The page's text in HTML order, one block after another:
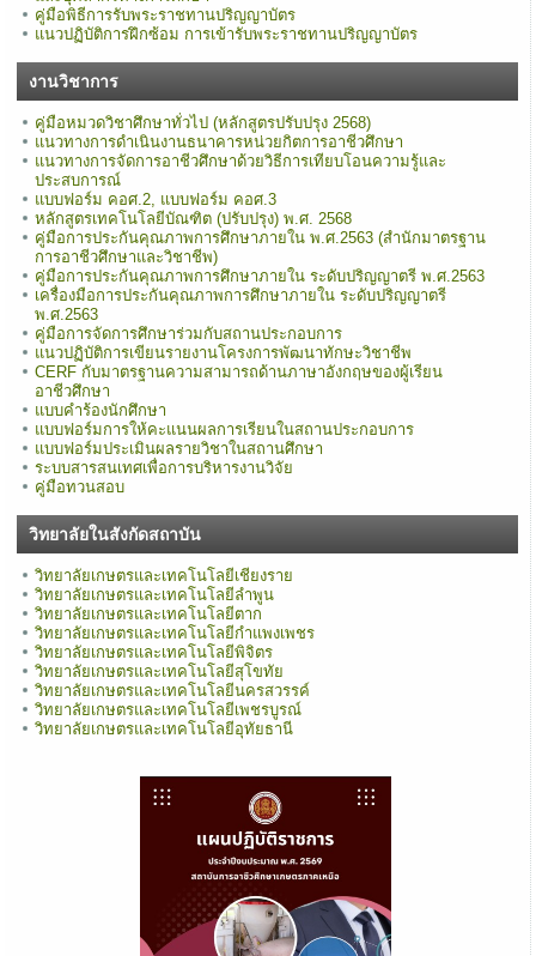
คู่มือพิธีการรับพระราชทานปริญญาบัตร
แนวปฏิบัติการฝึกซ้อม การเข้ารับพระราชทานปริญญาบัตร
งานวิชาการ
คู่มือหมวดวิชาศึกษาทั่วไป (หลักสูตรปรับปรุง 2568)
แนวทางการดำเนินงานธนาคารหน่วยกิตการอาชีวศึกษา
แนวทางการจัดการอาชีวศึกษาด้วยวิธีการเทียบโอนความรู้และ
ประสบการณ์
แบบฟอร์ม คอศ.2, แบบฟอร์ม คอศ.3
หลักสูตรเทคโนโลยีบัณฑิต (ปรับปรุง) พ.ศ. 2568
คู่มือการประกันคุณภาพการศึกษาภายใน พ.ศ.2563 (สำนักมาตรฐาน
การอาชีวศึกษาและวิชาชีพ)
คู่มือการประกันคุณภาพการศึกษาภายใน ระดับปริญญาตรี พ.ศ.2563
เครื่องมือการประกันคุณภาพการศึกษาภายใน ระดับปริญญาตรี
พ.ศ.2563
คู่มือการจัดการศึกษาร่วมกับสถานประกอบการ
แนวปฏิบัติการเขียนรายงานโครงการพัฒนาทักษะวิชาชีพ
CERF กับมาตรฐานความสามารถด้านภาษาอังกฤษของผู้เรียน
อาชีวศึกษา
แบบคำร้องนักศึกษา
แบบฟอร์มการให้คะแนนผลการเรียนในสถานประกอบการ
แบบฟอร์มประเมินผลรายวิชาในสถานศึกษา
ระบบสารสนเทศเพื่อการบริหารงานวิจัย
คู่มือทวนสอบ
วิทยาลัยในสังกัดสถาบัน
วิทยาลัยเกษตรและเทคโนโลยีเชียงราย
วิทยาลัยเกษตรและเทคโนโลยีลำพูน
วิทยาลัยเกษตรและเทคโนโลยีตาก
วิทยาลัยเกษตรและเทคโนโลยีกำแพงเพชร
วิทยาลัยเกษตรและเทคโนโลยีพิจิตร
วิทยาลัยเกษตรและเทคโนโลยีสุโขทัย
วิทยาลัยเกษตรและเทคโนโลยีนครสวรรค์
วิทยาลัยเกษตรและเทคโนโลยีเพชรบูรณ์
วิทยาลัยเกษตรและเทคโนโลยีอุทัยธานี